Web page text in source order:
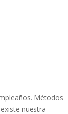
Métodos
nuestra